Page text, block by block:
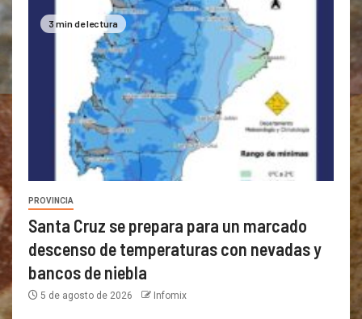
3 min de lectura
PROVINCIA
Santa Cruz se prepara para un marcado
descenso de temperaturas con nevadas y
bancos de niebla
5 de agosto de 2026 Infomix